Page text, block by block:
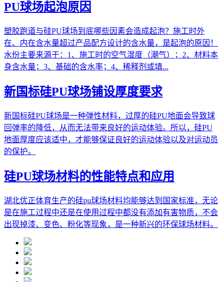
PU球场起泡原因
塑胶跑道与硅PU球场到底哪些因素会造成起泡？施工时外
在、内在含水量超过产品配方设计的含水量，是起泡的原因！
水份主要来源于：1、施工时的空气湿度（潮气）；2、材料本
身含水量；3、基础的含水率；4、稀释剂或填...
新国标硅PU球场铺设厚度要求
新国标硅PU球场是一种弹性材料，过厚的硅PU地面会导致球
回弹率的降低，从而无法带来良好的运动体验。所以，硅PU
地面厚度应该适中，才能够保证良好的运动体验以及对运动员
的保护。
硅PU球场材料的性能特点和应用
湖北优正体育生产的硅pu球场材料均能够达到国家标准，无论
是在施工过程中还是在使用过程中都没有添加有害物质，不会
出现掉漆、变色、粉化等现象，是一种新兴的环保球场材料。